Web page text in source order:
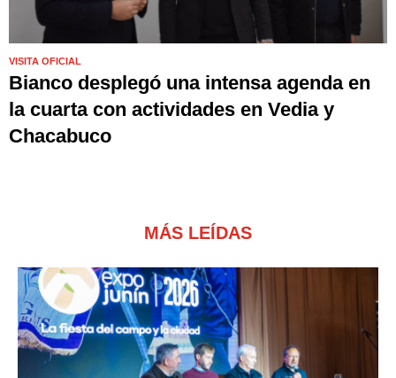
VISITA OFICIAL
Bianco desplegó una intensa agenda en
la cuarta con actividades en Vedia y
Chacabuco
MÁS LEÍDAS